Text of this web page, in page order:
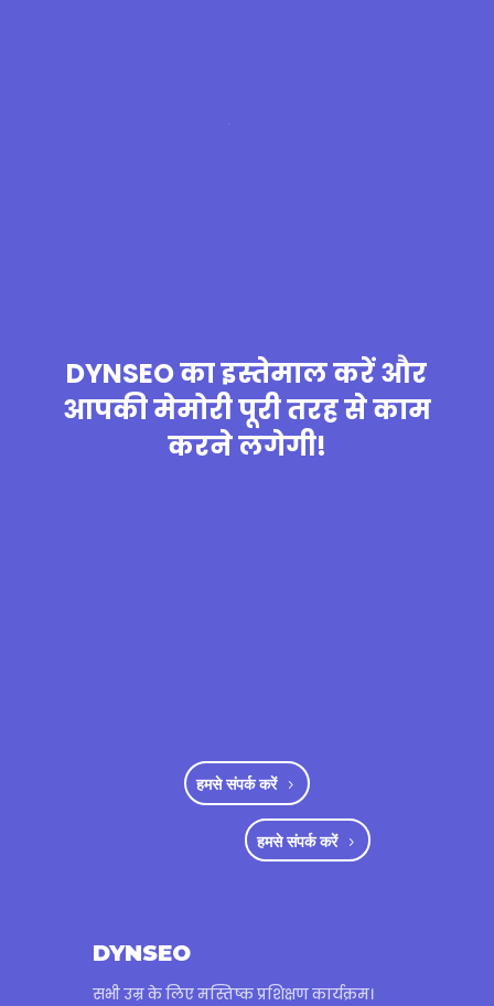
DYNSEO का इस्तेमाल करें और
आपकी मेमोरी पूरी तरह से काम
करने लगेगी!
हमसे संपर्क करें
हमसे संपर्क करें
DYNSEO
सभी उम्र के लिए मस्तिष्क प्रशिक्षण कार्यक्रम।